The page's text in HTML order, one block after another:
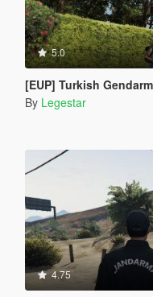
5.0
[EUP] Turkish
By Legestar
4.75